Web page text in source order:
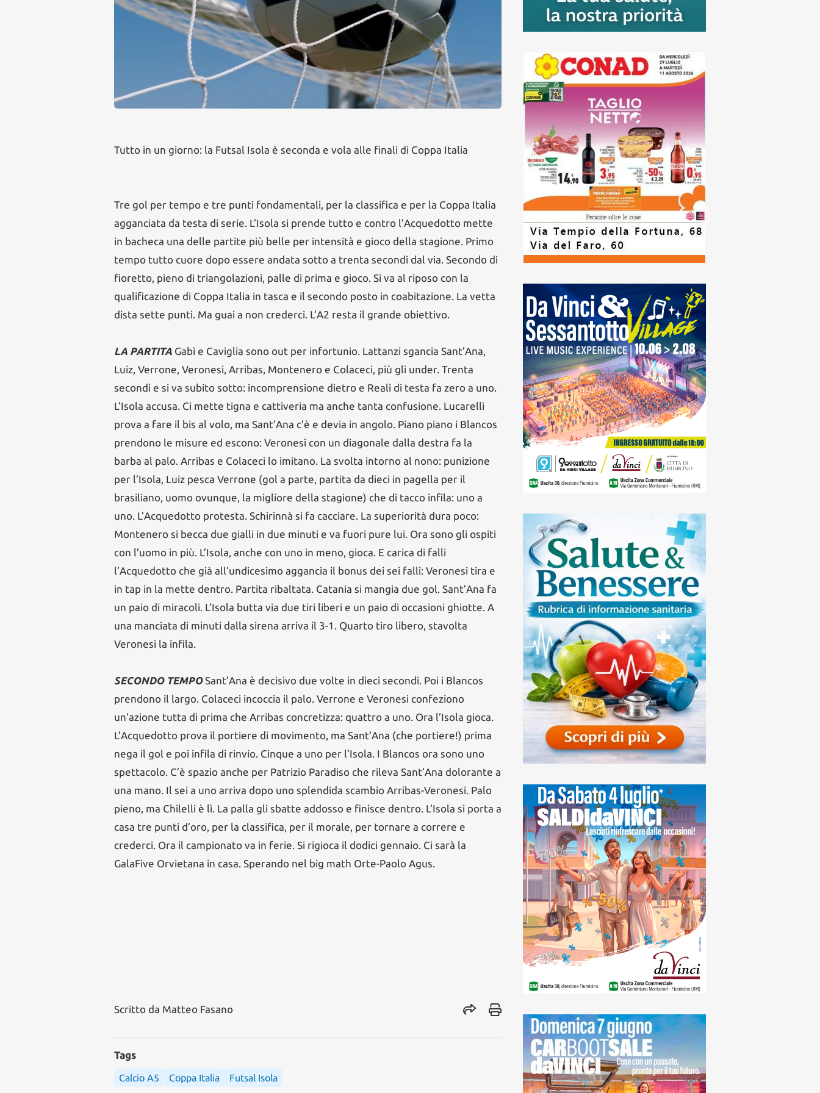
Tutto in un giorno: la Futsal Isola è seconda e vola alle finali di Coppa Italia
Tre gol per tempo e tre punti fondamentali, per la classifica e per la Coppa Italia
agganciata da testa di serie. L’Isola si prende tutto e contro l’Acquedotto mette
in bacheca una delle partite più belle per intensità e gioco della stagione. Primo
tempo tutto cuore dopo essere andata sotto a trenta secondi dal via. Secondo di
fioretto, pieno di triangolazioni, palle di prima e gioco. Si va al riposo con la
qualificazione di Coppa Italia in tasca e il secondo posto in coabitazione. La vetta
dista sette punti. Ma guai a non crederci. L’A2 resta il grande obiettivo.
LA PARTITA Gabì e Caviglia sono out per infortunio. Lattanzi sgancia Sant’Ana,
Luiz, Verrone, Veronesi, Arribas, Montenero e Colaceci, più gli under. Trenta
secondi e si va subito sotto: incomprensione dietro e Reali di testa fa zero a uno.
L’Isola accusa. Ci mette tigna e cattiveria ma anche tanta confusione. Lucarelli
prova a fare il bis al volo, ma Sant’Ana c’è e devia in angolo. Piano piano i Blancos
prendono le misure ed escono: Veronesi con un diagonale dalla destra fa la
barba al palo. Arribas e Colaceci lo imitano. La svolta intorno al nono: punizione
per l’Isola, Luiz pesca Verrone (gol a parte, partita da dieci in pagella per il
brasiliano, uomo ovunque, la migliore della stagione) che di tacco infila: uno a
uno. L’Acquedotto protesta. Schirinnà si fa cacciare. La superiorità dura poco:
Montenero si becca due gialli in due minuti e va fuori pure lui. Ora sono gli ospiti
con l’uomo in più. L’Isola, anche con uno in meno, gioca. E carica di falli
l’Acquedotto che già all’undicesimo aggancia il bonus dei sei falli: Veronesi tira e
in tap in la mette dentro. Partita ribaltata. Catania si mangia due gol. Sant’Ana fa
un paio di miracoli. L’Isola butta via due tiri liberi e un paio di occasioni ghiotte. A
una manciata di minuti dalla sirena arriva il 3-1. Quarto tiro libero, stavolta
Veronesi la infila.
SECONDO TEMPOSant’Ana è decisivo due volte in dieci secondi. Poi i Blancos
prendono il largo. Colaceci incoccia il palo. Verrone e Veronesi confeziono
un’azione tutta di prima che Arribas concretizza: quattro a uno. Ora l’Isola gioca.
L’Acquedotto prova il portiere di movimento, ma Sant’Ana (che portiere!) prima
nega il gol e poi infila di rinvio. Cinque a uno per l’Isola. I Blancos ora sono uno
spettacolo. C’è spazio anche per Patrizio Paradiso che rileva Sant’Ana dolorante a
una mano. Il sei a uno arriva dopo uno splendida scambio Arribas-Veronesi. Palo
pieno, ma Chilelli è lì. La palla gli sbatte addosso e finisce dentro. L’Isola si porta a
casa tre punti d’oro, per la classifica, per il morale, per tornare a correre e
crederci. Ora il campionato va in ferie. Si rigioca il dodici gennaio. Ci sarà la
GalaFive Orvietana in casa. Sperando nel big math Orte-Paolo Agus.
Scritto da Matteo Fasano
Tags
Calcio A5 Coppa Italia Futsal Isola